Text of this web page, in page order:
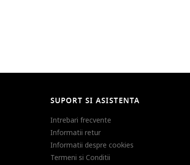
SUPORT SI ASISTENTA
Intrebari frecvente
Informatii retur
Informatii despre cookies
Termeni si Conditii